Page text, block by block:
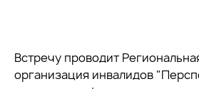
Встречу проводит
организация инвалидов